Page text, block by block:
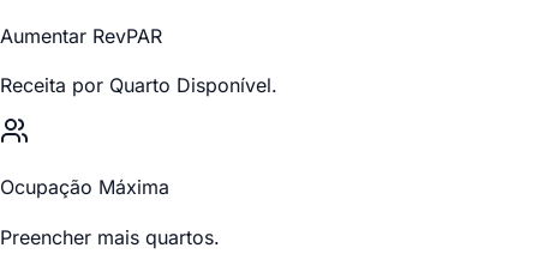
Aumentar RevPAR
Receita por Quarto Disponível.
Ocupação Máxima
Preencher mais quartos.